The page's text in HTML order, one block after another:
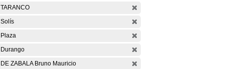
TARANCO
Solís
Plaza
Durango
DE ZABALA Bruno Mauricio